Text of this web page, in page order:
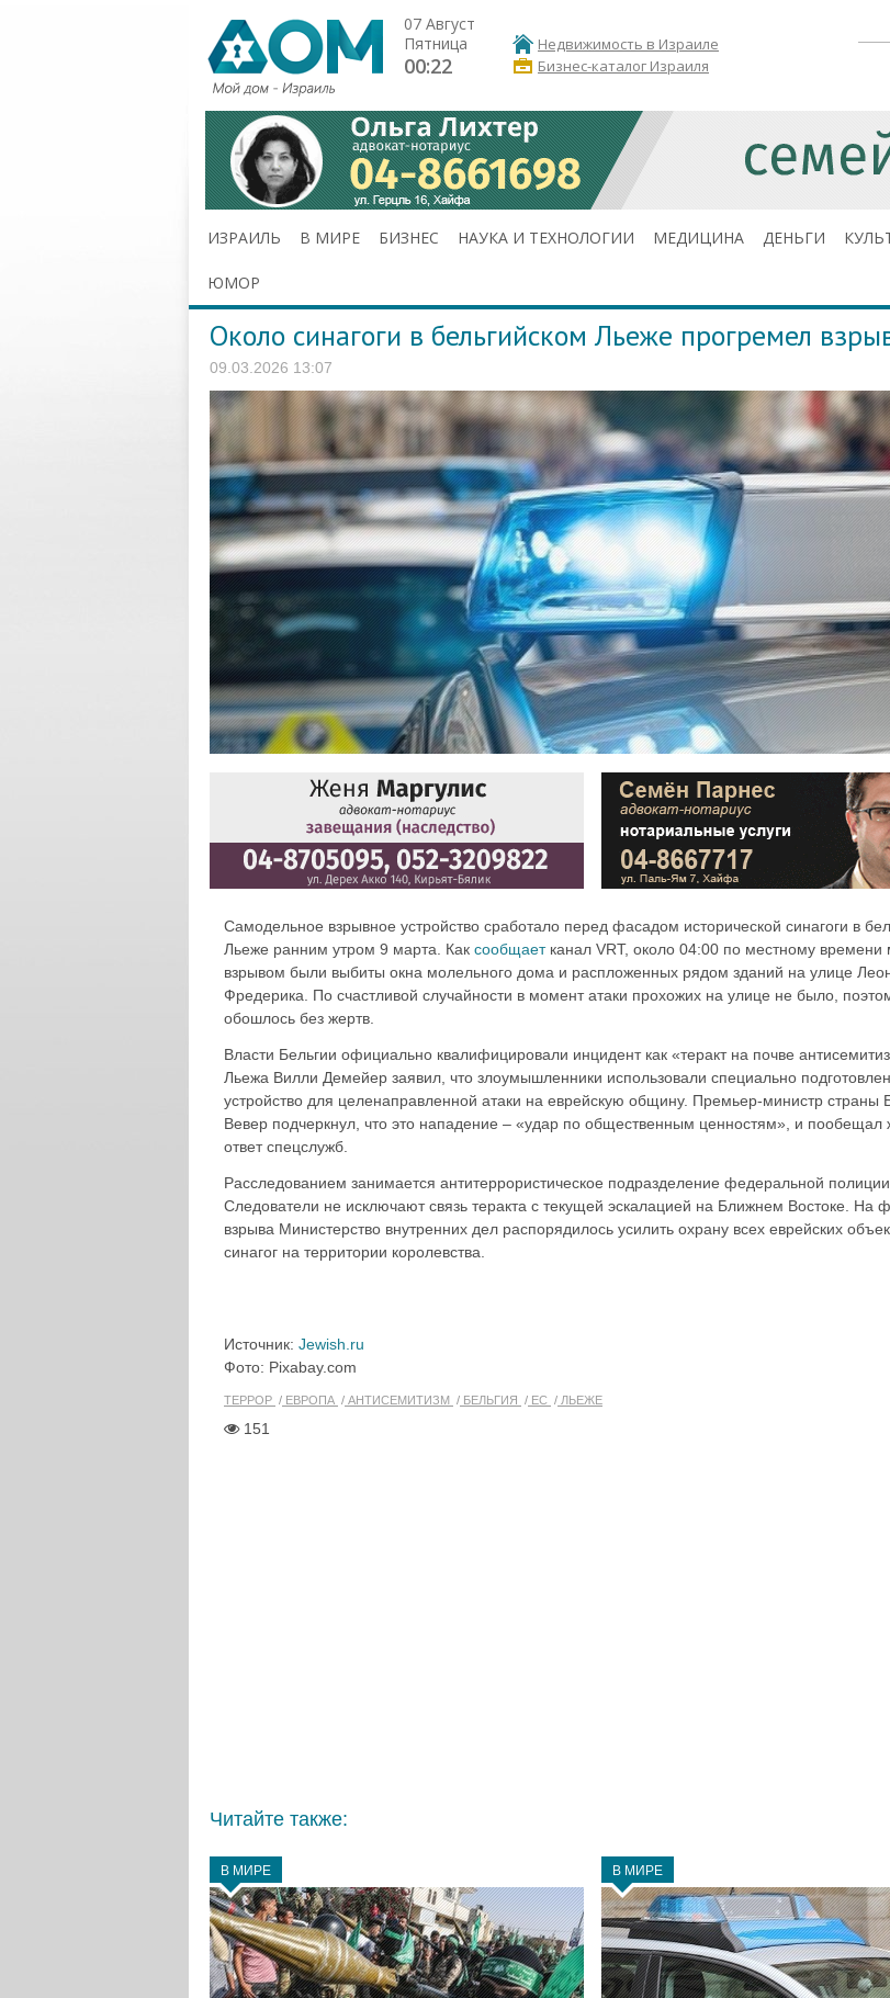
07 Август
Пятница
00:22
Недвижимость в Израиле
Бизнес-каталог Израиля
ИЗРАИЛЬ В МИРЕ БИЗНЕС НАУКА И ТЕХНОЛОГИИ МЕДИЦИНА ДЕНЬГИ
ЮМОР
Около синагоги в бельгийском Льеже прогремел
09.03.2026 13:07
Самодельное взрывное устройство сработало перед фасадом исторической синагоги в
Льеже ранним утром 9 марта. Как сообщаетканал VRT, около 04:00 по местному
взрывом были выбиты окна молельного дома и распложенных рядом зданий на улице
Фредерика. По счастливой случайности в момент атаки прохожих на улице не было,
обошлось без жертв.
Власти Бельгии официально квалифицировали инцидент как «теракт на почве
Льежа Вилли Демейер заявил, что злоумышленники использовали специально
устройство для целенаправленной атаки на еврейскую общину. Премьер-министр страны
Вевер подчеркнул, что это нападение – «удар по общественным ценностям», и пообещал
ответ спецслужб.
Расследованием занимается антитеррористическое подразделение федеральной полиции.
Следователи не исключают связь теракта с текущей эскалацией на Ближнем Востоке. На
взрыва Министерство внутренних дел распорядилось усилить охрану всех еврейских
синагог на территории королевства.
Источник: Jewish.ru
Фото: Pixabay.com
ТЕРРОР ЕВРОПА АНТИСЕМИТИЗМ БЕЛЬГИЯ ЕС ЛЬЕЖЕ
151
Читайте также:
В МИРЕ В МИРЕ